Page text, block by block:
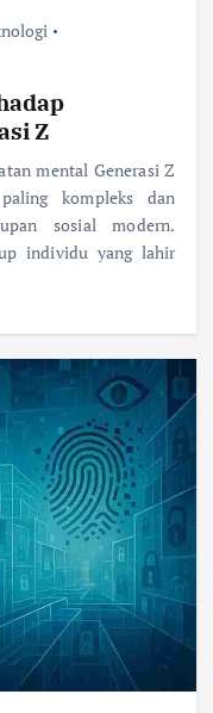
Z
mental Generasi Z
kompleks dan
sosial modern.
individu yang lahir